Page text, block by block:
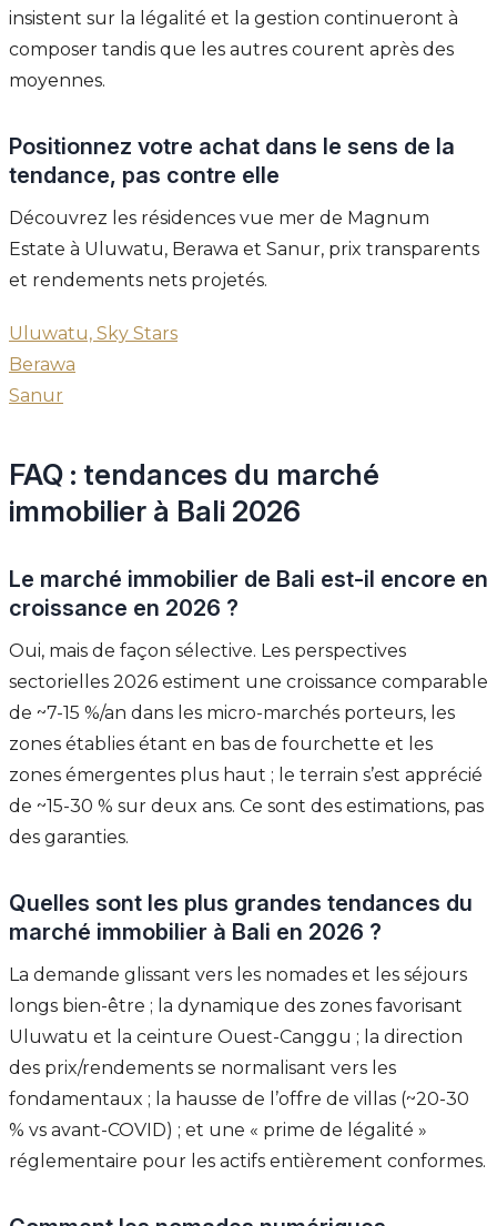
insistent sur la légalité et la gestion continueront à
composer tandis que les autres courent après des
moyennes.
Positionnez votre achat dans le sens de la
tendance, pas contre elle
Découvrez les résidences vue mer de Magnum
Estate à Uluwatu, Berawa et Sanur, prix transparents
et rendements nets projetés.
Uluwatu, Sky Stars
Berawa
Sanur
FAQ : tendances du marché
immobilier à Bali 2026
Le marché immobilier de Bali est-il encore en
croissance en 2026 ?
Oui, mais de façon sélective. Les perspectives
sectorielles 2026 estiment une croissance comparable
de ~7-15 %/an dans les micro-marchés porteurs, les
zones établies étant en bas de fourchette et les
zones émergentes plus haut ; le terrain s’est apprécié
de ~15-30 % sur deux ans. Ce sont des estimations, pas
des garanties.
Quelles sont les plus grandes tendances du
marché immobilier à Bali en 2026 ?
La demande glissant vers les nomades et les séjours
longs bien-être ; la dynamique des zones favorisant
Uluwatu et la ceinture Ouest-Canggu ; la direction
des prix/rendements se normalisant vers les
fondamentaux ; la hausse de l’offre de villas (~20-30
% vs avant-COVID) ; et une « prime de légalité »
réglementaire pour les actifs entièrement conformes.